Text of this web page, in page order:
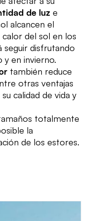
de luz e
alcancen el
del sol en los
seguir disfrutando
y en invierno.
también reduce
otras ventajas
calidad de vida y
totalmente
la
de los estores.